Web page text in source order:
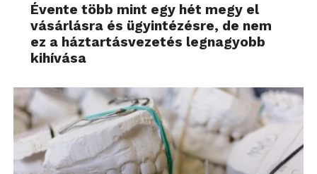
Évente több mint egy hét megy el
vásárlásra és ügyintézésre, de nem
ez a háztartásvezetés legnagyobb
kihívása